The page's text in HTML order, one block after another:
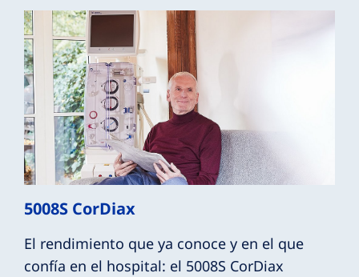
5008S CorDiax
El rendimiento que ya conoce y en el que
confía en el hospital: el 5008S CorDiax